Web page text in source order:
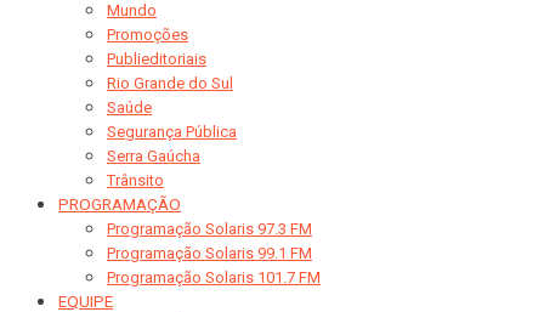
Mundo
Promoções
Publieditoriais
Rio Grande do Sul
Saúde
Segurança Pública
Serra Gaúcha
Trânsito
PROGRAMAÇÃO
Programação Solaris 97.3 FM
Programação Solaris 99.1 FM
Programação Solaris 101.7 FM
EQUIPE